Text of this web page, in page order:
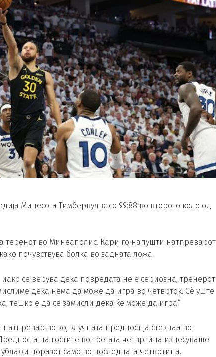
Минесота Тимбервулвс со 99:88 во второто коло од
теренот во Минеаполис. Кари го напушти натпреварот
почувствува болка во задната ложа.
се верува дека повредата не е сериозна, тренерот
дека нема да може да игра во четврток. Сè уште
тешко е да се замисли дека ќе може да игра.“
во кој клучната предност ја стекнаа во
на гостите во третата четвртина изнесуваше
поразот само во последната четвртина.